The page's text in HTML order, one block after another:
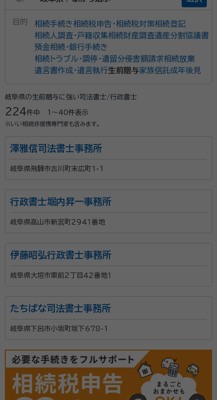
目的 相続手続き相続税申告・相続税対策相続登記
相続人調査・戸籍収集相続財産調査遺産分割協議書
預金相続・銀行手続き
相続トラブル・調停・遺留分侵害額請求相続放棄
遺言書作成・遺言執行生前贈与家族信託成年後見
岐阜県の生前贈与に強い司法書士/行政書士
224件中 1〜40件表示
※いい相続非提携専門家も含みます。
澤雅信司法書士事務所
岐阜県飛騨市古川町末広町1-1
行政書士堀内昇一事務所
岐阜県高山市新宮町２９４１番地
伊藤昭弘行政書士事務所
岐阜県大垣市東前２丁目４２番地１
たちばな司法書士事務所
岐阜県下呂市小坂町坂下678-1